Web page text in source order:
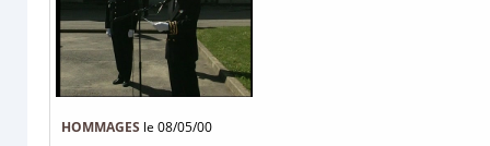
HOMMAGES le 08/05/00